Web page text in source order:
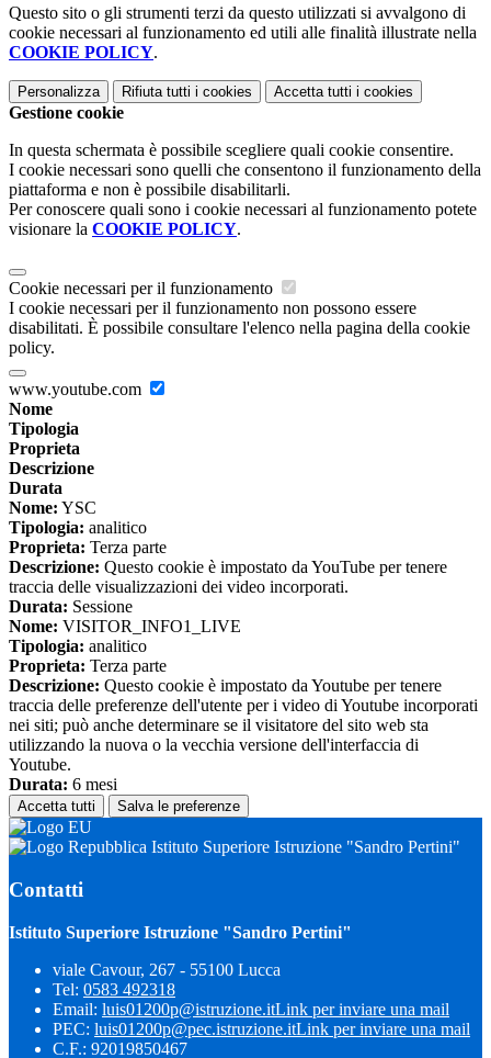
Questo sito o gli strumenti terzi da questo utilizzati si avvalgono di
cookie necessari al funzionamento ed utili alle finalità illustrate nella
COOKIE POLICY.
Personalizza Rifiuta tutti i cookies Accetta tutti i cookies
Gestione cookie
In questa schermata è possibile scegliere quali cookie consentire.
I cookie necessari sono quelli che consentono il funzionamento della
piattaforma e non è possibile disabilitarli.
Per conoscere quali sono i cookie necessari al funzionamento potete
visionare la COOKIE POLICY.
Cookie necessari per il funzionamento
I cookie necessari per il funzionamento non possono essere
disabilitati. È possibile consultare l'elenco nella pagina della cookie
policy.
www.youtube.com
Nome
Tipologia
Proprieta
Descrizione
Durata
Nome: YSC
Tipologia: analitico
Proprieta: Terza parte
Descrizione: Questo cookie è impostato da YouTube per tenere
traccia delle visualizzazioni dei video incorporati.
Durata: Sessione
Nome: VISITOR_INFO1_LIVE
Tipologia: analitico
Proprieta: Terza parte
Descrizione: Questo cookie è impostato da Youtube per tenere
traccia delle preferenze dell'utente per i video di Youtube incorporati
nei siti; può anche determinare se il visitatore del sito web sta
utilizzando la nuova o la vecchia versione dell'interfaccia di
Youtube.
Durata: 6 mesi
Accetta tutti Salva le preferenze
Istituto Superiore Istruzione "Sandro Pertini"
Contatti
Istituto Superiore Istruzione "Sandro Pertini"
viale Cavour, 267 - 55100 Lucca
Tel: 0583 492318
Email: luis01200p@istruzione.itLink per inviare una mail
PEC: luis01200p@pec.istruzione.itLink per inviare una mail
C.F.: 92019850467